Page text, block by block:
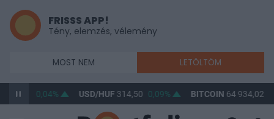
FRISSS APP!
Tény, elemzés, vélemény
MOST NEM LETÖLTÖM
363,31 0,04% USD/HUF 314,50 0,09% BITCOIN 64 934,02